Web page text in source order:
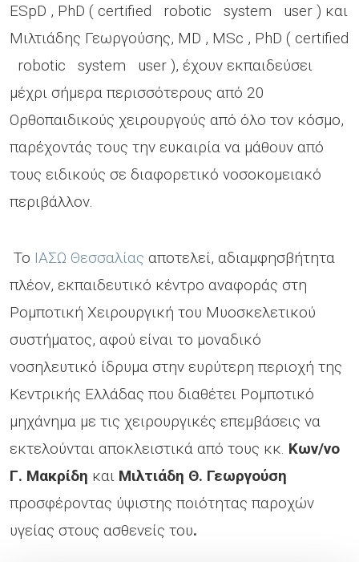
ESpD , PhD ( certified robotic system user ) και
Μιλτιάδης Γεωργούσης, MD , MSc , PhD ( certified
robotic system user ), έχουν εκπαιδεύσει
μέχρι σήμερα περισσότερους από 20
Ορθοπαιδικούς χειρουργούς από όλο τον κόσμο,
παρέχοντάς τους την ευκαιρία να μάθουν από
τους ειδικούς σε διαφορετικό νοσοκομειακό
περιβάλλον.
Το ΙΑΣΩ Θεσσαλίας αποτελεί, αδιαμφησβήτητα
πλέον, εκπαιδευτικό κέντρο αναφοράς στη
Ρομποτική Χειρουργική του Μυοσκελετικού
συστήματος, αφού είναι το μοναδικό
νοσηλευτικό ίδρυμα στην ευρύτερη περιοχή της
Κεντρικής Ελλάδας που διαθέτει Ρομποτικό
μηχάνημα με τις χειρουργικές επεμβάσεις να
εκτελούνται αποκλειστικά από τους κκ. Κων/νο
Γ. Μακρίδη και Μιλτιάδη Θ. Γεωργούση
προσφέροντας ύψιστης ποιότητας παροχών
υγείας στους ασθενείς του.